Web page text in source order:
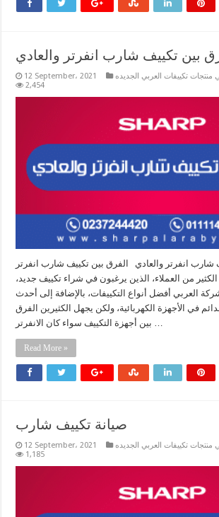
بين تكييف شارب انفرتر والعادي
12 September، 2021 تكييفات العربي الجديده
2,454
شارب انفرتر والعادي الفرق بين تكييف شارب انفرتر
من العملاء، الذين يرغبون في شراء تكييف جديد،
العربي أفضل أنواع التكييفات، بالإضافة إلى أحدث
في الأجهزة الكهربائية، ولكن يجهل الكثيرين الفرق
Read More »
صيانة تكييف شارب
12 September، 2021 تكييفات العربي الجديده
1,185